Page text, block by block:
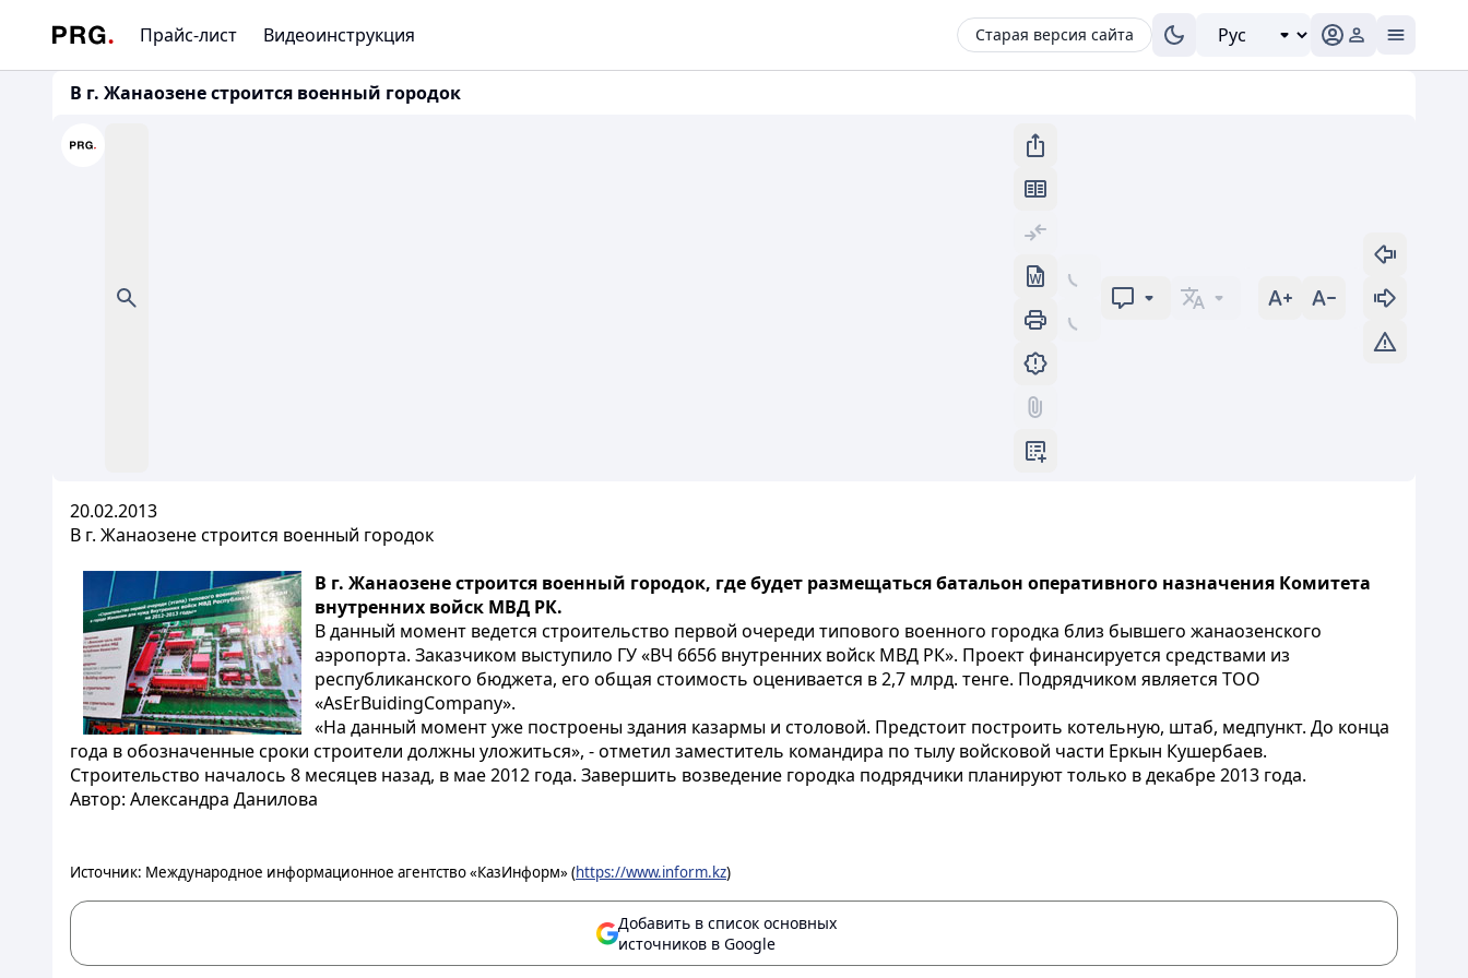
Прайс-лист Видеоинструкция Старая версия сайта
В г. Жанаозене строится военный городок
20.02.2013
В г. Жанаозене строится военный городок
В г. Жанаозене строится военный городок, где будет размещаться батальон оперативного назначения Комитета
внутренних войск МВД РК.
В данный момент ведется строительство первой очереди типового военного городка близ бывшего жанаозенского
аэропорта. Заказчиком выступило ГУ «ВЧ 6656 внутренних войск МВД РК». Проект финансируется средствами из
республиканского бюджета, его общая стоимость оценивается в 2,7 млрд. тенге. Подрядчиком является ТОО
«AsErBuidingCompany».
«На данный момент уже построены здания казармы и столовой. Предстоит построить котельную, штаб, медпункт. До конца
года в обозначенные сроки строители должны уложиться», - отметил заместитель командира по тылу войсковой части Еркын Кушербаев.
Строительство началось 8 месяцев назад, в мае 2012 года. Завершить возведение городка подрядчики планируют только в декабре 2013 года.
Автор: Александра Данилова
Источник: Международное информационное агентство «КазИнформ» (https://www.inform.kz)
Добавить в список основных
источников в Google